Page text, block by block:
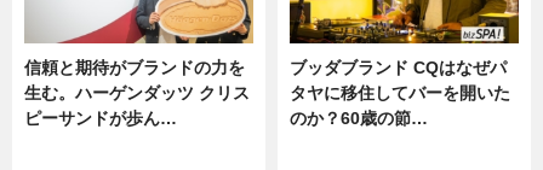
信頼と期待がブランドの力を
生む。ハーゲンダッツ クリス
ピーサンドが歩ん…
ブッダブランド CQはなぜパ
タヤに移住してバーを開いた
のか？60歳の節…